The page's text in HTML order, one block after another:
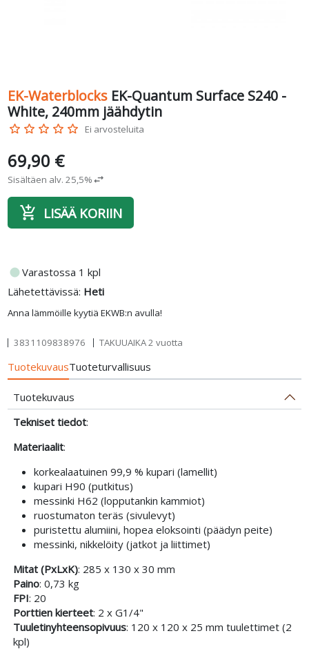
EK-Waterblocks EK-Quantum Surface S240 -
White, 240mm jäähdytin
star_border star_border star_border star_border star_border Ei arvosteluita
Anna lämmöille kyytiä EKWB:n avulla!
69,90 €
Sisältäen alv. 25,5%swap_horiz
add_shopping_cart LISÄÄ KORIIN
fiber_manual_recordVarastossa 1 kpl
Lähetettävissä: Heti
3831109838976 TAKUUAIKA 2 vuotta
TuotekuvausTuoteturvallisuus
Tuotekuvaus
Tekniset tiedot:
Materiaalit:
korkealaatuinen 99,9 % kupari (lamellit)
kupari H90 (putkitus)
messinki H62 (lopputankin kammiot)
ruostumaton teräs (sivulevyt)
puristettu alumiini, hopea eloksointi (päädyn peite)
messinki, nikkelöity (jatkot ja liittimet)
Mitat (PxLxK): 285 x 130 x 30 mm
Paino: 0,73 kg
FPI: 20
Porttien kierteet: 2 x G1/4"
Tuuletinyhteensopivuus: 120 x 120 x 25 mm tuulettimet (2
kpl)